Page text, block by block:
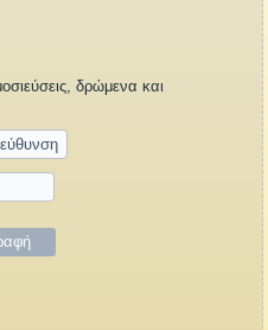
δρώμενα και